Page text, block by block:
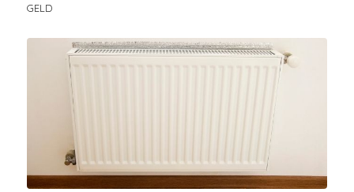
GELD